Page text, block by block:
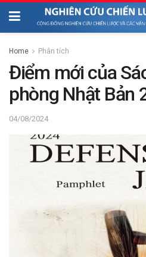
Home Phân tích
Điểm mới của
phòng Nhật Bản
04/08/2024